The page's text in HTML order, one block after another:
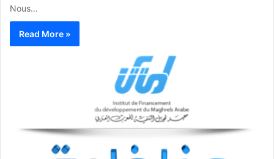
Nous…
Read More »